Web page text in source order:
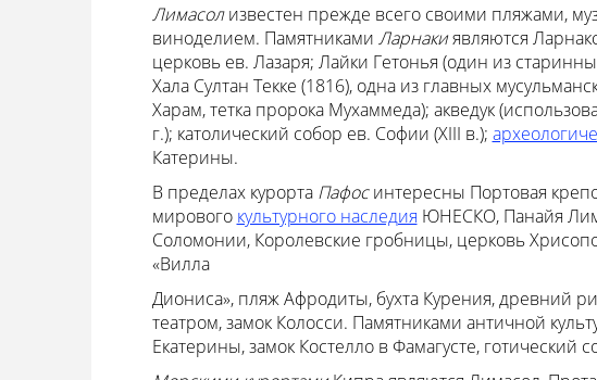
Лимасолизвестен прежде всего своими пляжами,
виноделием. Памятниками Ларнакиявляются
церковь ев. Лазаря; Лайки Гетонья (один из
Хала Султан Текке (1816), одна из главных
Харам, тетка пророка Мухаммеда); акведук
г.); католический собор ев. Софии (XIII в.);
Катерины.
В пределах курорта Пафосинтересны Портовая
мирового культурного наследия ЮНЕСКО, Панайя
Соломонии, Королевские гробницы, церковь
«Вилла
Диониса», пляж Афродиты, бухта Курения, древний
театром, замок Колосси. Памятниками античной
Екатерины, замок Костелло в Фамагусте, готический